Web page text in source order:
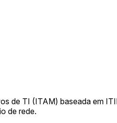
de TI (ITAM) baseada em
de rede.